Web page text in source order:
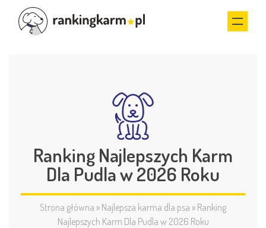
Ranking Najlepszych Karm
Dla Pudla w 2026 Roku
Strona główna » Najlepsza karma dla psa » Ranking
Najlepszych Karm Dla Pudla w 2026 Roku